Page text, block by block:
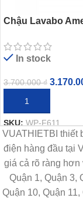
Chậu Lavabo
(WPF611) Đặt Bàn
In stock
3.700.000₫
THÊM VÀO GIỎ
SKU:WP-F611
VUATHIETBI thiết
điện hàng đầu tại
giá cả rõ ràng hơn
Quận 1, Quận 3,
Quận 10, Quận